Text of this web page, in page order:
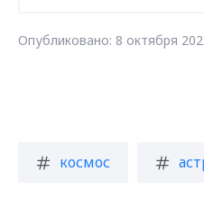
Опубликовано: 8 октября
космос